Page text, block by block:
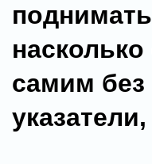
самим без